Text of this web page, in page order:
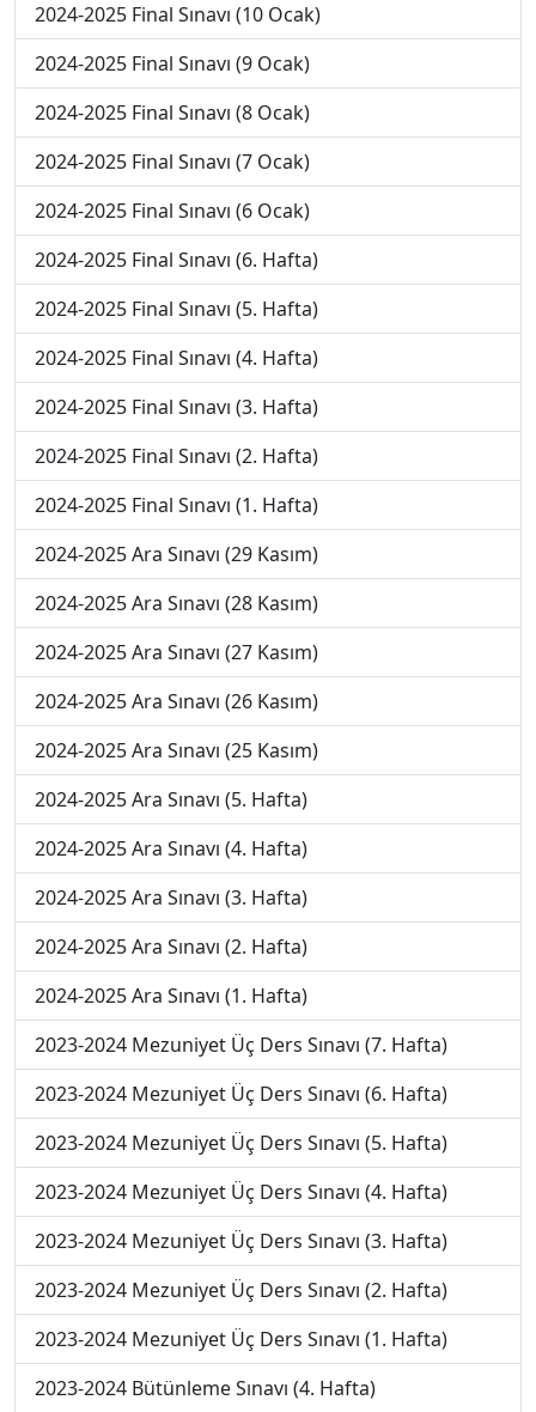
2024-2025 Final Sınavı (10 Ocak)
2024-2025 Final Sınavı (9 Ocak)
2024-2025 Final Sınavı (8 Ocak)
2024-2025 Final Sınavı (7 Ocak)
2024-2025 Final Sınavı (6 Ocak)
2024-2025 Final Sınavı (6. Hafta)
2024-2025 Final Sınavı (5. Hafta)
2024-2025 Final Sınavı (4. Hafta)
2024-2025 Final Sınavı (3. Hafta)
2024-2025 Final Sınavı (2. Hafta)
2024-2025 Final Sınavı (1. Hafta)
2024-2025 Ara Sınavı (29 Kasım)
2024-2025 Ara Sınavı (28 Kasım)
2024-2025 Ara Sınavı (27 Kasım)
2024-2025 Ara Sınavı (26 Kasım)
2024-2025 Ara Sınavı (25 Kasım)
2024-2025 Ara Sınavı (5. Hafta)
2024-2025 Ara Sınavı (4. Hafta)
2024-2025 Ara Sınavı (3. Hafta)
2024-2025 Ara Sınavı (2. Hafta)
2024-2025 Ara Sınavı (1. Hafta)
2023-2024 Mezuniyet Üç Ders Sınavı (7. Hafta)
2023-2024 Mezuniyet Üç Ders Sınavı (6. Hafta)
2023-2024 Mezuniyet Üç Ders Sınavı (5. Hafta)
2023-2024 Mezuniyet Üç Ders Sınavı (4. Hafta)
2023-2024 Mezuniyet Üç Ders Sınavı (3. Hafta)
2023-2024 Mezuniyet Üç Ders Sınavı (2. Hafta)
2023-2024 Mezuniyet Üç Ders Sınavı (1. Hafta)
2023-2024 Bütünleme Sınavı (4. Hafta)